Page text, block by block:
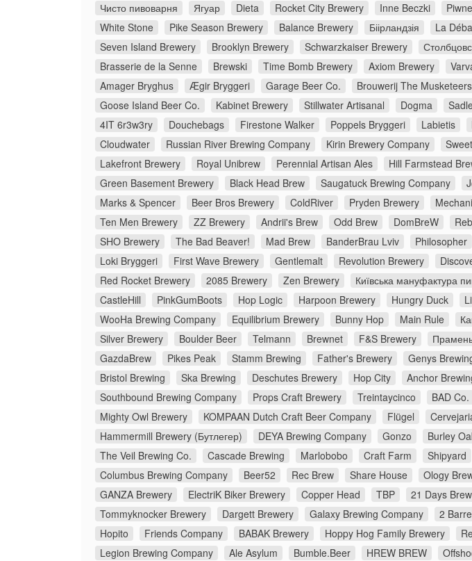
Чисто пивоварня
Ягуар Dieta Rocket City Brewery Inne Beczki
White Stone
Pike Season Brewery Balance Brewery Біірландзія La
Seven Island Brewery
Brooklyn Brewery Schwarzkaiser Brewery
Brasserie de la Senne
Brewski Time Bomb Brewery Axiom Brewery
Amager Bryghus
Ægir Bryggeri Garage Beer Co. Brouwerij The Musketeers
Goose Island Beer Co.
Kabinet Brewery Stillwater Artisanal Dogma
4IT 6r3w3ry
Douchebags Firestone Walker Poppels Bryggeri Labietis
Cloudwater
Russian River Brewing Company Kirin Brewery Company
Lakefront Brewery
Royal Unibrew Perennial Artisan Ales Hill Farmstead
Green Basement Brewery
Black Head Brew Saugatuck Brewing Company
Marks & Spencer
Beer Bros Brewery ColdRiver Pryden Brewery
Ten Men Brewery
ZZ Brewery Andrii's Brew Odd Brew DomBreW
SHO Brewery
The Bad Beaver! Mad Brew BanderBrau Lviv Philosopher
Loki Bryggeri
First Wave Brewery Gentlemalt Revolution Brewery
Red Rocket Brewery
2085 Brewery Zen Brewery Київська мануфактура
CastleHill
PinkGumBoots Hop Logic Harpoon Brewery Hungry Duck
WooHa Brewing Company
Equilibrium Brewery Bunny Hop Main Rule
Silver Brewery
Boulder Beer Telmann Brewnet F&S Brewery
GazdaBrew
Pikes Peak Stamm Brewing Father's Brewery Genys
Bristol Brewing
Ska Brewing Deschutes Brewery Hop City Anchor
Southbound Brewing Company
Props Craft Brewery Treintaycinco BAD Co.
Mighty Owl Brewery
KOMPAAN Dutch Craft Beer Company Flügel
Hammermill Brewery (Бутлегер)
DEYA Brewing Company Gonzo Burley
The Veil Brewing Co.
Cascade Brewing Marlobobo Craft Farm Shipyard
Columbus Brewing Company
Beer52 Rec Brew Share House Ology
GANZA Brewery
ElectriK Biker Brewery Copper Head TBP 21 Days Brew
Tommyknocker Brewery
Dargett Brewery Galaxy Brewing Company 2
Hopito
Friends Company BABAK Brewery Hoppy Hog Family Brewery
Legion Brewing Company
Ale Asylum Bumble.Beer HREW BREW